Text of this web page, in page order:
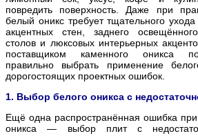
повредить поверхность. Даже при
белый оникс требует тщательного
акцентных стен, заднего
столов и люксовых интерьерных
поставщиком каменного оникса
правильно выбрать применение
дорогостоящих проектных ошибок.
1. Выбор белого оникса с
Ещё одна распространённая ошибка при
оникса — выбор плит с